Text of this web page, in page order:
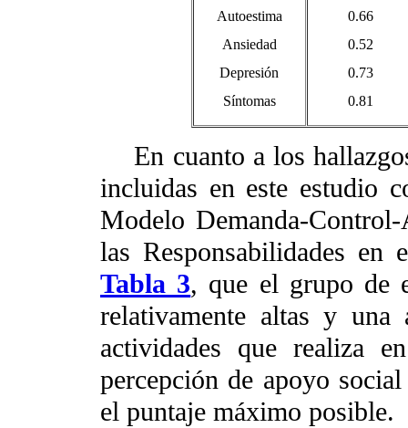
Autoestima
Ansiedad
Depresión
Síntomas
0.66
0.52
0.73
0.81
En cuanto a los
incluidas en este estudio
Modelo Demanda-
las Responsabilidades en
Tabla 3, que el grupo de
relativamente altas y una
actividades que realiza
percepción de apoyo
el puntaje máximo posible.